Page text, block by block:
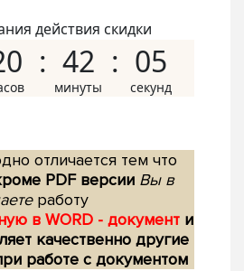
действия скидки
42 04
отличается тем что
PDF версии Вы в
работу
в WORD - документ и
качественно другие
работе с документом